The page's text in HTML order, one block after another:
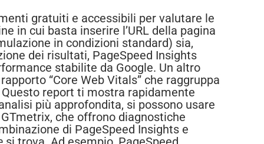
gratuiti e accessibili per valutare le
in cui basta inserire l’URL della pagina
in condizioni standard) sia,
dei risultati, PageSpeed Insights
stabilite da Google. Un altro
“Core Web Vitals” che raggruppa
report ti mostra rapidamente
più approfondita, si possono usare
che offrono diagnostiche
di PageSpeed Insights e